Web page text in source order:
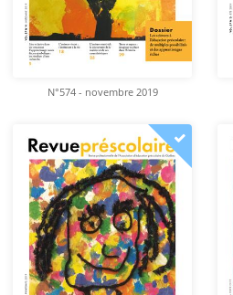
N°574 - novembre 2019